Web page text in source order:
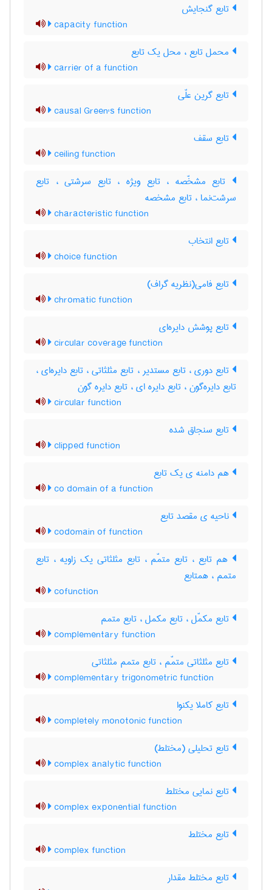
تابع گنجایش
capacity function
محمل تابع ، محل یک تابع
carrier of a function
تابع گرین علّی
causal Green's function
تابع سقف
ceiling function
تابع مشخّصه ، تابع ویژه ، تابع سرشتی ، تابع
سرشت‌نما ، تابع مشخصه
characteristic function
تابع انتخاب
choice function
تابع فامی(نظریه گراف)
chromatic function
تابع پوشش دایره‌ای
circular coverage function
تابع دوری ، تابع مستدیر ، تابع مثلثاتی ، تابع دایره‌ای ،
تابع دایره‌گون ، تابع دایره ای ، تابع دایره گون
circular function
تابع سنجاق شده
clipped function
هم دامنه ی یک تابع
co domain of a function
ناحیه ی مقصد تابع
codomain of function
هم تابع ، تابع متمّم ، تابع مثلثاتی یک زاویه ، تابع
متمم ، همتابع
cofunction
تابع مکمّل ، تابع مکمل ، تابع متمم
complementary function
تابع مثلثاتی متمّم ، تابع متمم مثلثاتی
complementary trigonometric function
تابع کاملا یکنوا
completely monotonic function
تابع تحلیلی (مختلط)
complex analytic function
تابع نمایی مختلط
complex exponential function
تابع مختلط
complex function
تابع مختلط مقدار